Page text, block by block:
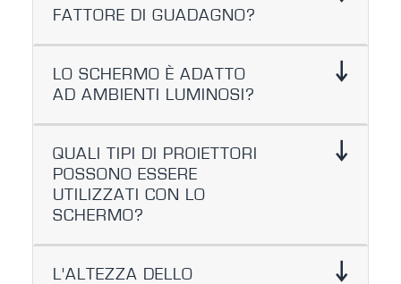
FATTORE DI GUADAGNO?
LO SCHERMO È ADATTO
AD AMBIENTI LUMINOSI?
QUALI TIPI DI PROIETTORI
POSSONO ESSERE
UTILIZZATI CON LO
SCHERMO?
L'ALTEZZA DELLO